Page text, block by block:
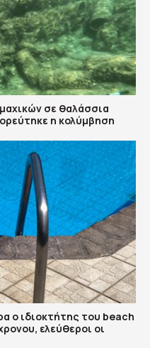
σε θαλάσσια
η κολύμβηση
ο ιδιοκτήτης του beach
ελεύθεροι οι